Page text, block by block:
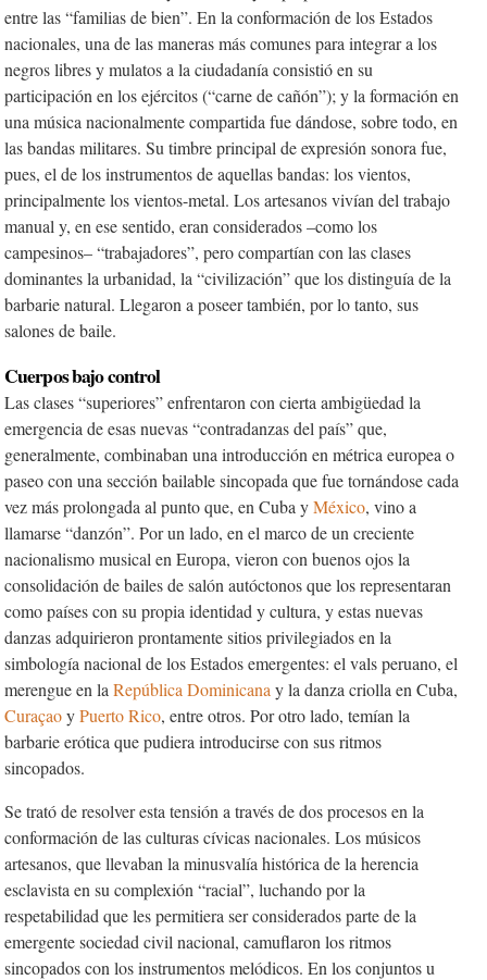
entre las “familias de bien”. En la conformación de los Estados
nacionales, una de las maneras más comunes para integrar a los
negros libres y mulatos a la ciudadanía consistió en su
participación en los ejércitos (“carne de cañón”); y la formación en
una música nacionalmente compartida fue dándose, sobre todo, en
las bandas militares. Su timbre principal de expresión sonora fue,
pues, el de los instrumentos de aquellas bandas: los vientos,
principalmente los vientos-metal. Los artesanos vivían del trabajo
manual y, en ese sentido, eran considerados –como los
campesinos– “trabajadores”, pero compartían con las clases
dominantes la urbanidad, la “civilización” que los distinguía de la
barbarie natural. Llegaron a poseer también, por lo tanto, sus
salones de baile.
Cuerpos bajo control
Las clases “superiores” enfrentaron con cierta ambigüedad la
emergencia de esas nuevas “contradanzas del país” que,
generalmente, combinaban una introducción en métrica europea o
paseo con una sección bailable sincopada que fue tornándose cada
vez más prolongada al punto que, en Cuba yMéxico, vino a
llamarse “danzón”. Por un lado, en el marco de un creciente
nacionalismo musical en Europa, vieron con buenos ojos la
consolidación de bailes de salón autóctonos que los representaran
como países con su propia identidad y cultura, y estas nuevas
danzas adquirieron prontamente sitios privilegiados en la
simbología nacional de los Estados emergentes: el vals peruano, el
merengue en la República Dominicana y la danza criolla en Cuba,
CuraçaoyPuerto Rico, entre otros. Por otro lado, temían la
barbarie erótica que pudiera introducirse con sus ritmos
sincopados.
Se trató de resolver esta tensión a través de dos procesos en la
conformación de las culturas cívicas nacionales. Los músicos
artesanos, que llevaban la mi­nusvalía histórica de la herencia
esclavista en su complexión “racial”, luchando por la
respetabilidad que les permitiera ser considerados parte de la
emergente sociedad civil nacional, camuflaron los ritmos
sincopados con los instrumentos melódicos. En los conjuntos u